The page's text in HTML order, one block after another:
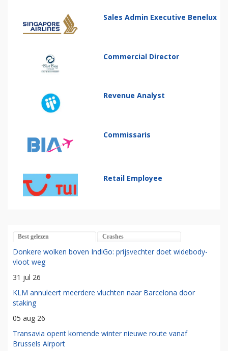
Sales Admin Executive Benelux
Commercial Director
Revenue Analyst
Commissaris
Retail Employee
Best gelezen Crashes
Donkere wolken boven IndiGo: prijsvechter doet widebody-
vloot weg
31 jul 26
KLM annuleert meerdere vluchten naar Barcelona door
staking
05 aug 26
Transavia opent komende winter nieuwe route vanaf
Brussels Airport